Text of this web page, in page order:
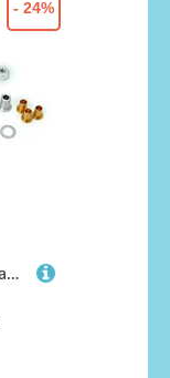
Carson 500530010 - Modellbauzubehör: TT-01 Aluminium Lenkung komplett mit Schrauben, Silber
- 24%